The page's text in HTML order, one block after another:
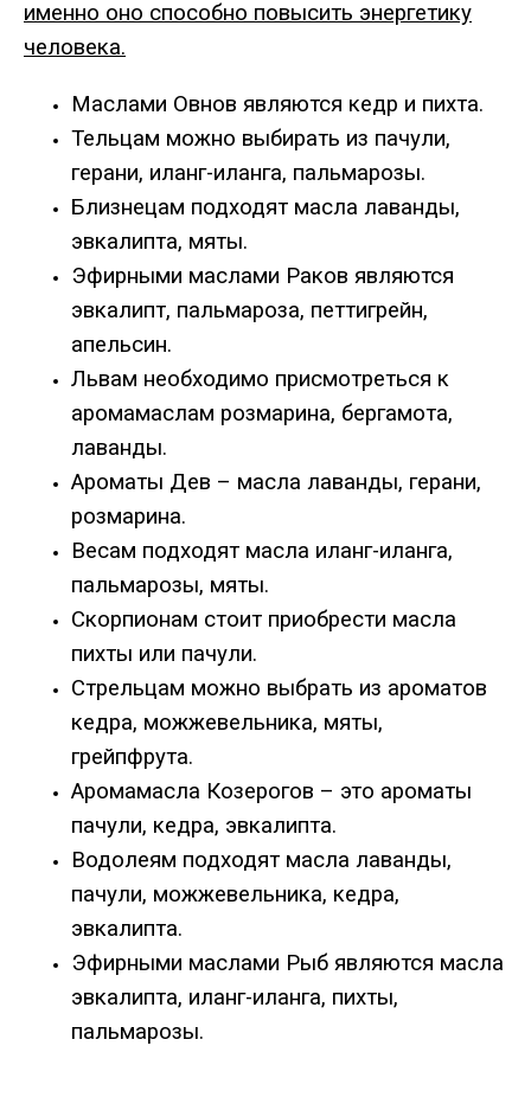
именно оно способно повысить энергетику
человека.
Маслами Овнов являются кедр и пихта.
Тельцам можно выбирать из пачули,
герани, иланг-иланга, пальмарозы.
Близнецам подходят масла лаванды,
эвкалипта, мяты.
Эфирными маслами Раков являются
эвкалипт, пальмароза, петтигрейн,
апельсин.
Львам необходимо присмотреться к
аромамаслам розмарина, бергамота,
лаванды.
Ароматы Дев – масла лаванды, герани,
розмарина.
Весам подходят масла иланг-иланга,
пальмарозы, мяты.
Скорпионам стоит приобрести масла
пихты или пачули.
Стрельцам можно выбрать из ароматов
кедра, можжевельника, мяты,
грейпфрута.
Аромамасла Козерогов – это ароматы
пачули, кедра, эвкалипта.
Водолеям подходят масла лаванды,
пачули, можжевельника, кедра,
эвкалипта.
Эфирными маслами Рыб являются масла
эвкалипта, иланг-иланга, пихты,
пальмарозы.